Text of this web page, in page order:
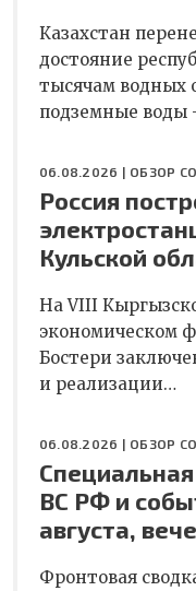
Казахстан
достояние
тысячам водных
подземные воды
06.08.2026 | ОБЗОР
Россия
Кульской
На VIII
экономическом
Бостери
и реализации…
06.08.2026 | ОБЗОР
ВС РФ и
августа,
Фронтовая